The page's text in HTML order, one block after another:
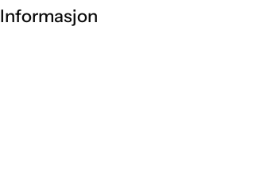
Informasjon